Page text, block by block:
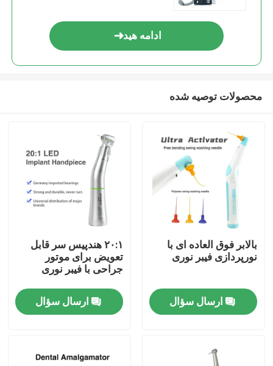
دربارهی ما
ادامه هید
محصولات توصیه شده
بالابر فوق العاده ای با
نورپردازی فیبر نوری
ارسال سؤال
۲۰:۱ هندپیس سر قابل
تعویض برای موتور
جراحی با فیبر نوری
ارسال سؤال